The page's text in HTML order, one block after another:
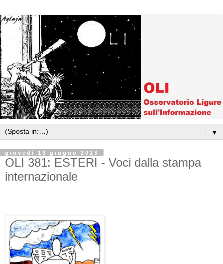
▼
giovedì 13 giugno 2013
OLI 381: ESTERI - Voci dalla stampa
internazionale